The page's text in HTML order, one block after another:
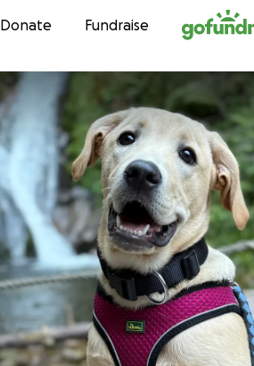
Skip to content
Donate Fundraise